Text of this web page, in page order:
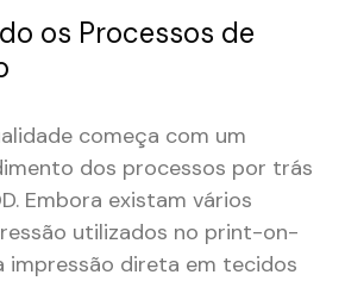
os Processos de
começa com um
dos processos por trás
Embora existam vários
utilizados no print-on-
impressão direta em tecidos